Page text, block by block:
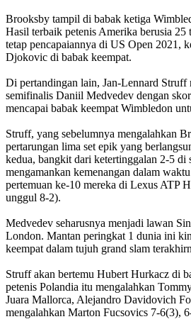
Brooksby tampil di babak ketiga
Hasil terbaik petenis Amerika berusia 25
tetap pencapaiannya di US Open 2021,
Djokovic di babak keempat.
Di pertandingan lain, Jan-Lennard Struff
semifinalis Daniil Medvedev dengan
mencapai babak keempat Wimbledon
Struff, yang sebelumnya mengalahkan
pertarungan lima set epik yang
kedua, bangkit dari ketertinggalan 2-5 di
mengamankan kemenangan dalam
pertemuan ke-10 mereka di Lexus ATP
unggul 8-2).
Medvedev seharusnya menjadi lawan
London. Mantan peringkat 1 dunia ini
keempat dalam tujuh grand slam
Struff akan bertemu Hubert Hurkacz di
petenis Polandia itu mengalahkan
Juara Mallorca, Alejandro Davidovich
mengalahkan Marton Fucsovics 7-6(3),